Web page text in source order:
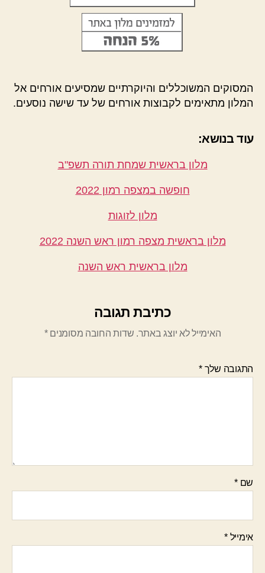
המסוקים המשוכללים והיוקרתיים שמסיעים אורחים אל
המלון מתאימים לקבוצות אורחים של עד שישה נוסעים.
עוד בנושא:
מלון בראשית שמחת תורה תשפ"ב
חופשה במצפה רמון 2022
מלון לזוגות
מלון בראשית מצפה רמון ראש השנה 2022
מלון בראשית ראש השנה
כתיבת תגובה
האימייל לא יוצג באתר. שדות החובה מסומנים*
התגובה שלך*
שם*
אימייל*